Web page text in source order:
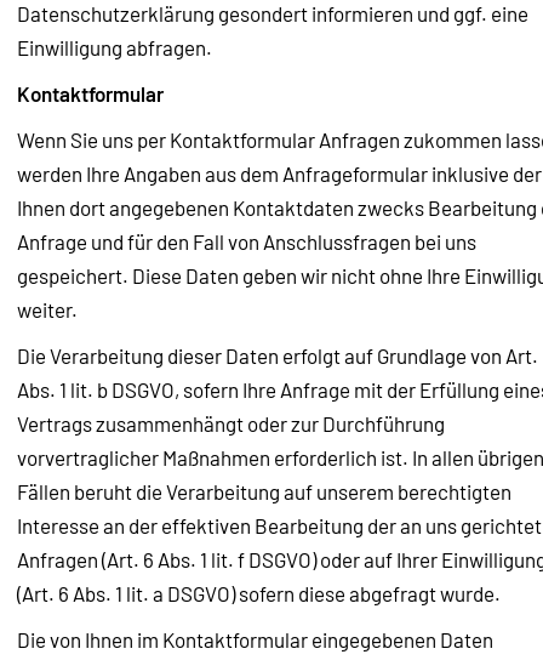
Datenschutzerklärung gesondert informieren und ggf. eine
Einwilligung abfragen.
Kontaktformular
Wenn Sie uns per Kontaktformular Anfragen zukommen
werden Ihre Angaben aus dem Anfrageformular inklusive
Ihnen dort angegebenen Kontaktdaten zwecks Bearbeitung
Anfrage und für den Fall von Anschlussfragen bei uns
gespeichert. Diese Daten geben wir nicht ohne Ihre
weiter.
Die Verarbeitung dieser Daten erfolgt auf Grundlage von Art.
Abs. 1 lit. b DSGVO, sofern Ihre Anfrage mit der Erfüllung
Vertrags zusammenhängt oder zur Durchführung
vorvertraglicher Maßnahmen erforderlich ist. In allen übrigen
Fällen beruht die Verarbeitung auf unserem berechtigten
Interesse an der effektiven Bearbeitung der an uns
Anfragen (Art. 6 Abs. 1 lit. f DSGVO) oder auf Ihrer
(Art. 6 Abs. 1 lit. a DSGVO) sofern diese abgefragt wurde.
Die von Ihnen im Kontaktformular eingegebenen Daten